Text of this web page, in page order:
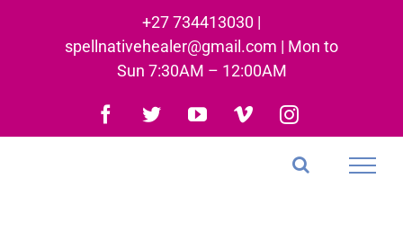
+27 734413030 |
spellnativehealer@gmail.com | Mon to
Sun 7:30AM – 12:00AM
Facebook
TwitterYouTubeVimeoInstagram